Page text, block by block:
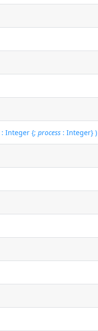
: Integer {;process : Integer} )